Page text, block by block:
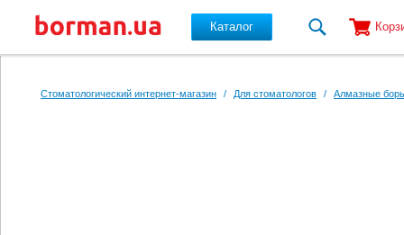
Каталог
Стоматологический интернет-магазин / Для стоматологов / Алмазные